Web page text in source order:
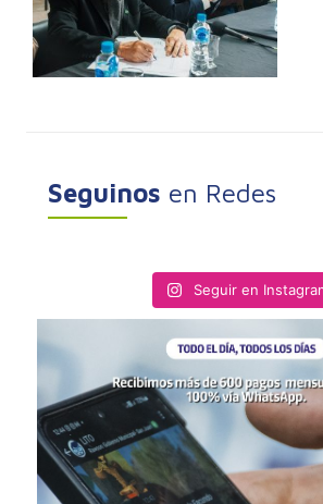
Seguinos en Redes
Seguir en